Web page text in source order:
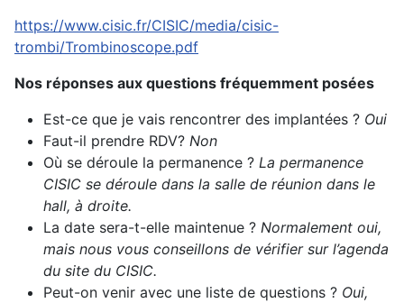
https://www.cisic.fr/CISIC/media/cisic-
trombi/Trombinoscope.pdf
Nos réponses aux questions fréquemment posées
Est-ce que je vais rencontrer des implantées ? Oui
Faut-il prendre RDV? Non
Où se déroule la permanence ? La permanence
CISIC se déroule dans la salle de réunion dans le
hall, à droite.
La date sera-t-elle maintenue ? Normalement oui,
mais nous vous conseillons de vérifier sur l’agenda
du site du CISIC.
Peut-on venir avec une liste de questions ? Oui,